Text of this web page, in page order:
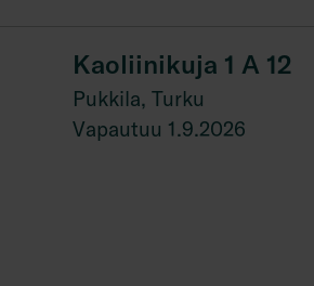
Kaoliinikuja 1 A 12
Pukkila, Turku
Vapautuu 1.9.2026